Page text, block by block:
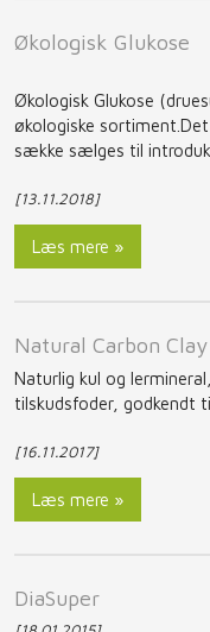
Økologisk Glukose
Økologisk Glukose
økologiske
sække sælges til
[13.11.2018]
Læs mere »
​Natural Carbon Clay
​Naturlig kul og
tilskudsfoder, godkendt
[16.11.2017]
Læs mere »
​DiaSuper